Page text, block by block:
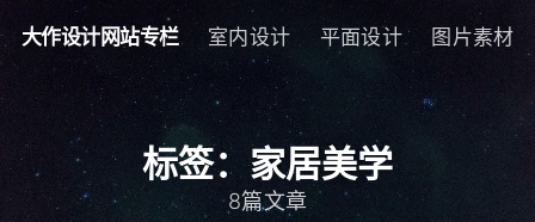
大作设计网站专栏 室内设计 平面设计 图片素材
标签：家居美学
8篇文章